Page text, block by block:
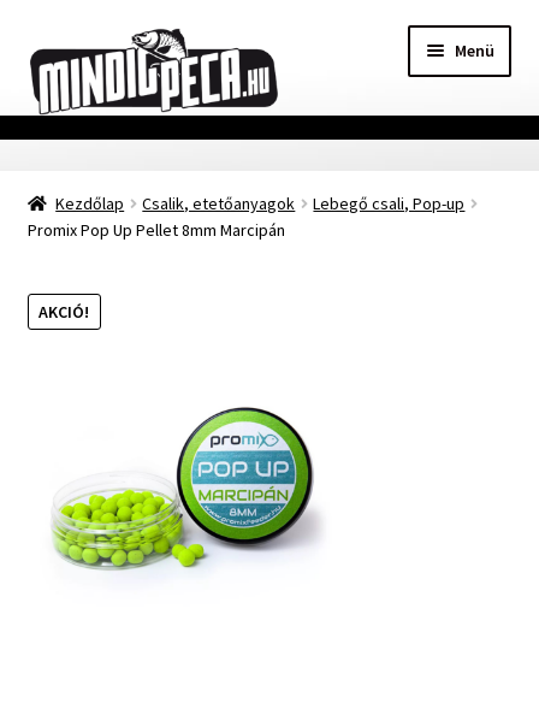
a
navigációhoz
a
tartalomba
Menü
Főoldal
Adatvédelmi nyilatkozat
Szállítási Információ
Mohosz Versenynaptár 2025
Kezdőlap Csalik, etetőanyagok
Lebegő csali, Pop-up
Promix Pop Up Pellet 8mm Marcipán
AKCIÓ!